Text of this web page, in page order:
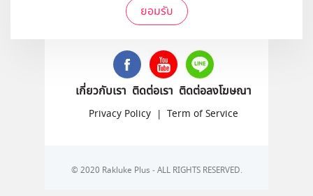
ยอมรับ
ติดตามเราได้ที่
เกี่ยวกับเรา ติดต่อเรา ติดต่อลงโฆษณา
Privacy Policy | Term of Service
© 2020 Rakluke Plus - ALL RIGHTS RESERVED.